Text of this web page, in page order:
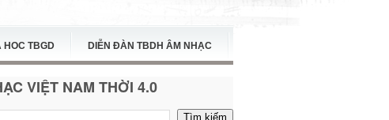
HOC TBGD DIỄN ĐÀN TBDH ÂM NHẠC
VIỆT NAM THỜI 4.0